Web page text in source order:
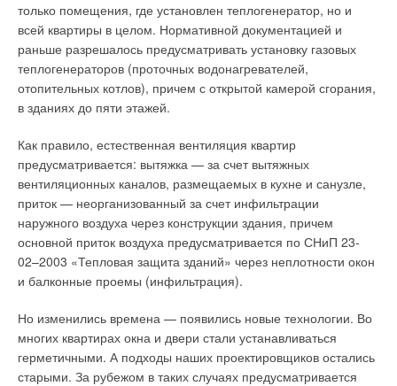
только помещения, где установлен теплогенератор, но и
всей квартиры в целом. Нормативной документацией и
раньше разрешалось предусматривать установку газовых
теплогенераторов (проточных водонагревателей,
отопительных котлов), причем с открытой камерой сгорания,
в зданиях до пяти этажей.
Как правило, естественная вентиляция квартир
предусматривается: вытяжка — за счет вытяжных
вентиляционных каналов, размещаемых в кухне и санузле,
приток — неорганизованный за счет инфильтрации
наружного воздуха через конструкции здания, причем
основной приток воздуха предусматривается по СНиП 23-
02–2003 «Тепловая защита зданий» через неплотности окон
и балконные проемы (инфильтрация).
Но изменились времена — появились новые технологии. Во
многих квартирах окна и двери стали устанавливаться
герметичными. А подходы наших проектировщиков остались
старыми. За рубежом в таких случаях предусматривается